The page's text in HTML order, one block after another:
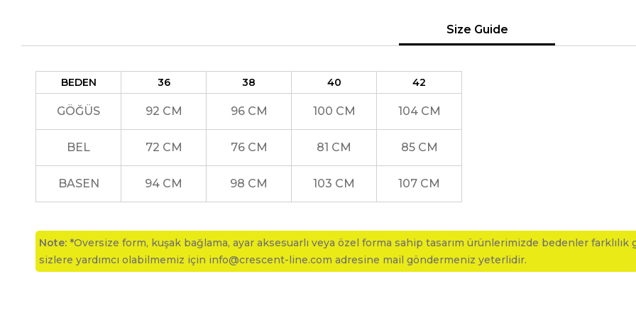
Size Guide
BEDEN 36 38 40 42
GÖĞÜS 92 CM 96 CM 100 CM 104 CM
BEL 72 CM 76 CM 81 CM 85 CM
BASEN 94 CM 98 CM 103 CM 107 CM
Note: *Oversize form, kuşak bağlama, ayar aksesuarlı veya özel forma sahip tasarım ürünlerimizde bedenler
sizlere yardımcı olabilmemiz için info@crescent-line.com adresine mail göndermeniz yeterlidir.